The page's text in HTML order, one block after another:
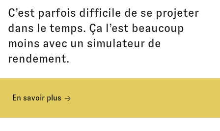
C’est parfois difficile de se projeter
dans le temps. Ça l’est beaucoup
moins avec un simulateur de
rendement.
En savoir plus